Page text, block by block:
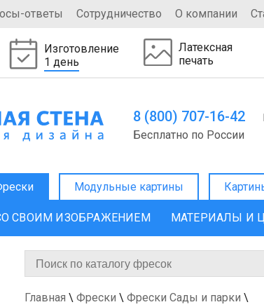
ответы Сотрудничество О компании
Изготовление
1 день
Латексная
печать
8 (800) 707-16-42
Бесплатно по России
Модульные картины
СВОИМ ИЗОБРАЖЕНИЕМ МАТЕРИАЛЫ И
Главная \ Фрески \ Фрески Сады и парки \